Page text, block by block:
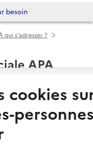
besoin
qui s’adresser ?
APA
cookies